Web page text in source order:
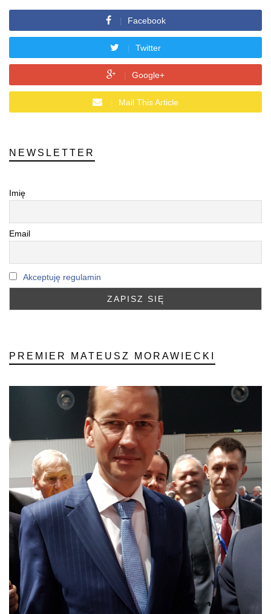
Facebook
Twitter
Google+
Mail This Article
NEWSLETTER
Imię
Email
Akceptuję regulamin
PREMIER MATEUSZ MORAWIECKI